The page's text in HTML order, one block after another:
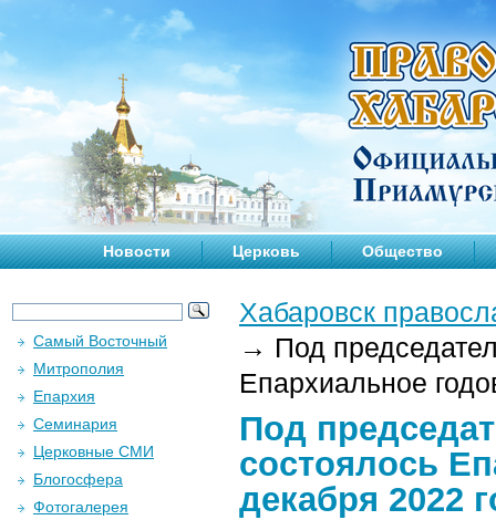
Новости Церковь Общество
Хабаровск
→ Под
Епархиальное
Под
состоялось
декабря 2022
Самый Восточный
Митрополия
Епархия
Семинария
Церковные СМИ
Блогосфера
Фотогалерея